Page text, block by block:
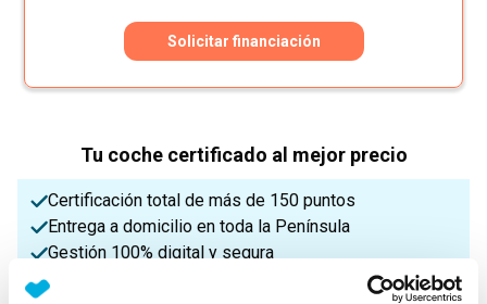
Solicitar financiación
Tu coche certificado al mejor precio
Certificación total de más de 150 puntos
Entrega a domicilio en toda la Península
Gestión 100% digital y segura